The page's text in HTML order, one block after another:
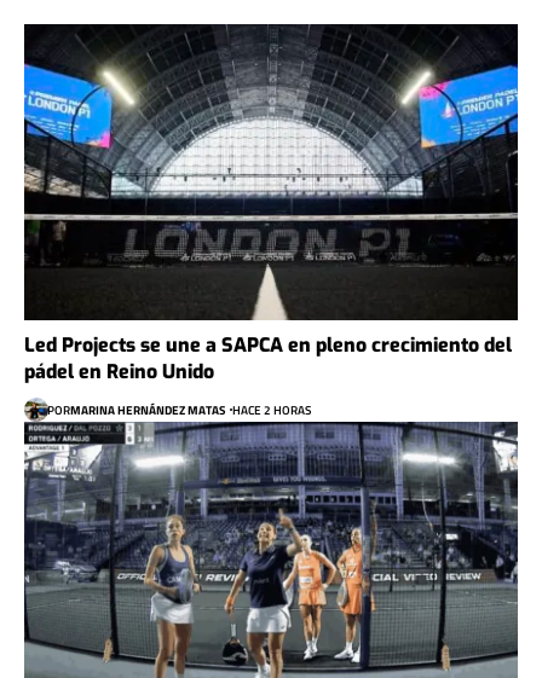
Led Projects se une a SAPCA en pleno crecimiento del
pádel en Reino Unido
PORMARINA HERNÁNDEZ MATAS HACE 2 HORAS